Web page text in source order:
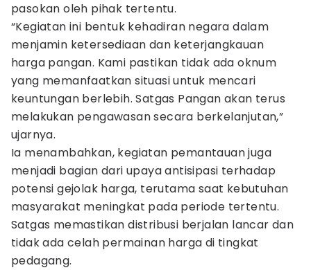
pasokan oleh pihak tertentu.
“Kegiatan ini bentuk kehadiran negara dalam
menjamin ketersediaan dan keterjangkauan
harga pangan. Kami pastikan tidak ada oknum
yang memanfaatkan situasi untuk mencari
keuntungan berlebih. Satgas Pangan akan terus
melakukan pengawasan secara berkelanjutan,”
ujarnya.
Ia menambahkan, kegiatan pemantauan juga
menjadi bagian dari upaya antisipasi terhadap
potensi gejolak harga, terutama saat kebutuhan
masyarakat meningkat pada periode tertentu.
Satgas memastikan distribusi berjalan lancar dan
tidak ada celah permainan harga di tingkat
pedagang.